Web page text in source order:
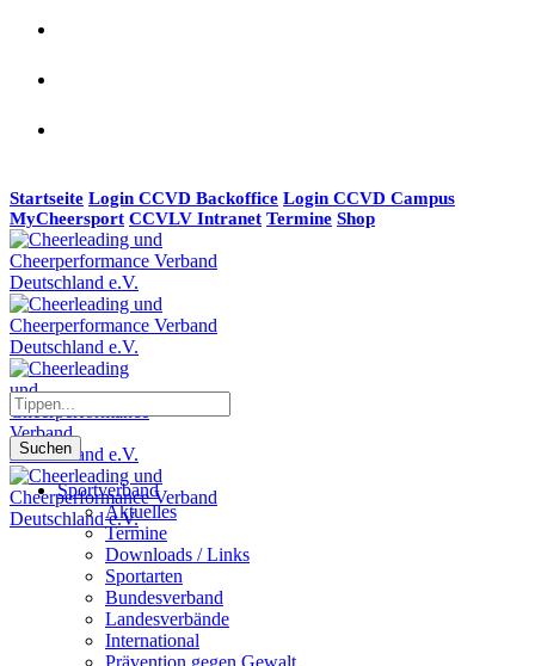
Startseite Login CCVD Backoffice Login CCVD Campus
MyCheersport CCVLV Intranet Termine Shop
Suchen
Sportverband
Aktuelles
Termine
Downloads / Links
Sportarten
Bundesverband
Landesverbände
International
Prävention gegen Gewalt